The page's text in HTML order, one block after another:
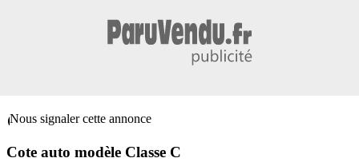
Nous signaler cette annonce
Cote auto modèle Classe C